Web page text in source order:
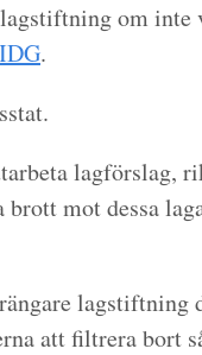
om inte
.
lagförslag,
mot dessa
lagstiftning
att filtrera bort